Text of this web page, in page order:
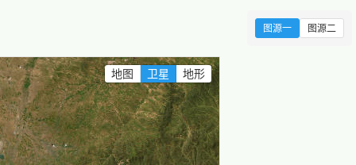
图源一 图源二
地图 卫星 地形